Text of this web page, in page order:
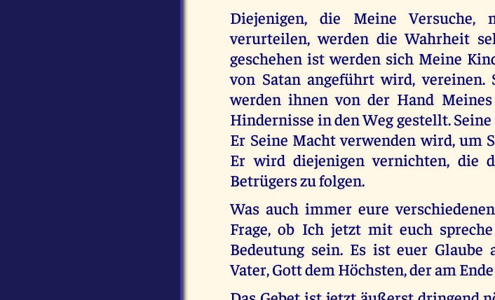
Diejenigen, die Meine
verurteilen, werden die Wahrheit
geschehen ist werden sich Meine
von Satan angeführt wird,
werden ihnen von der Hand
Hindernisse in den Weg gestellt.
Er Seine Macht verwenden wird, um
Er wird diejenigen vernichten, die
Betrügers zu folgen.
Was auch immer eure
Frage, ob Ich jetzt mit euch
Bedeutung sein. Es ist euer
Vater, Gott dem Höchsten, der am